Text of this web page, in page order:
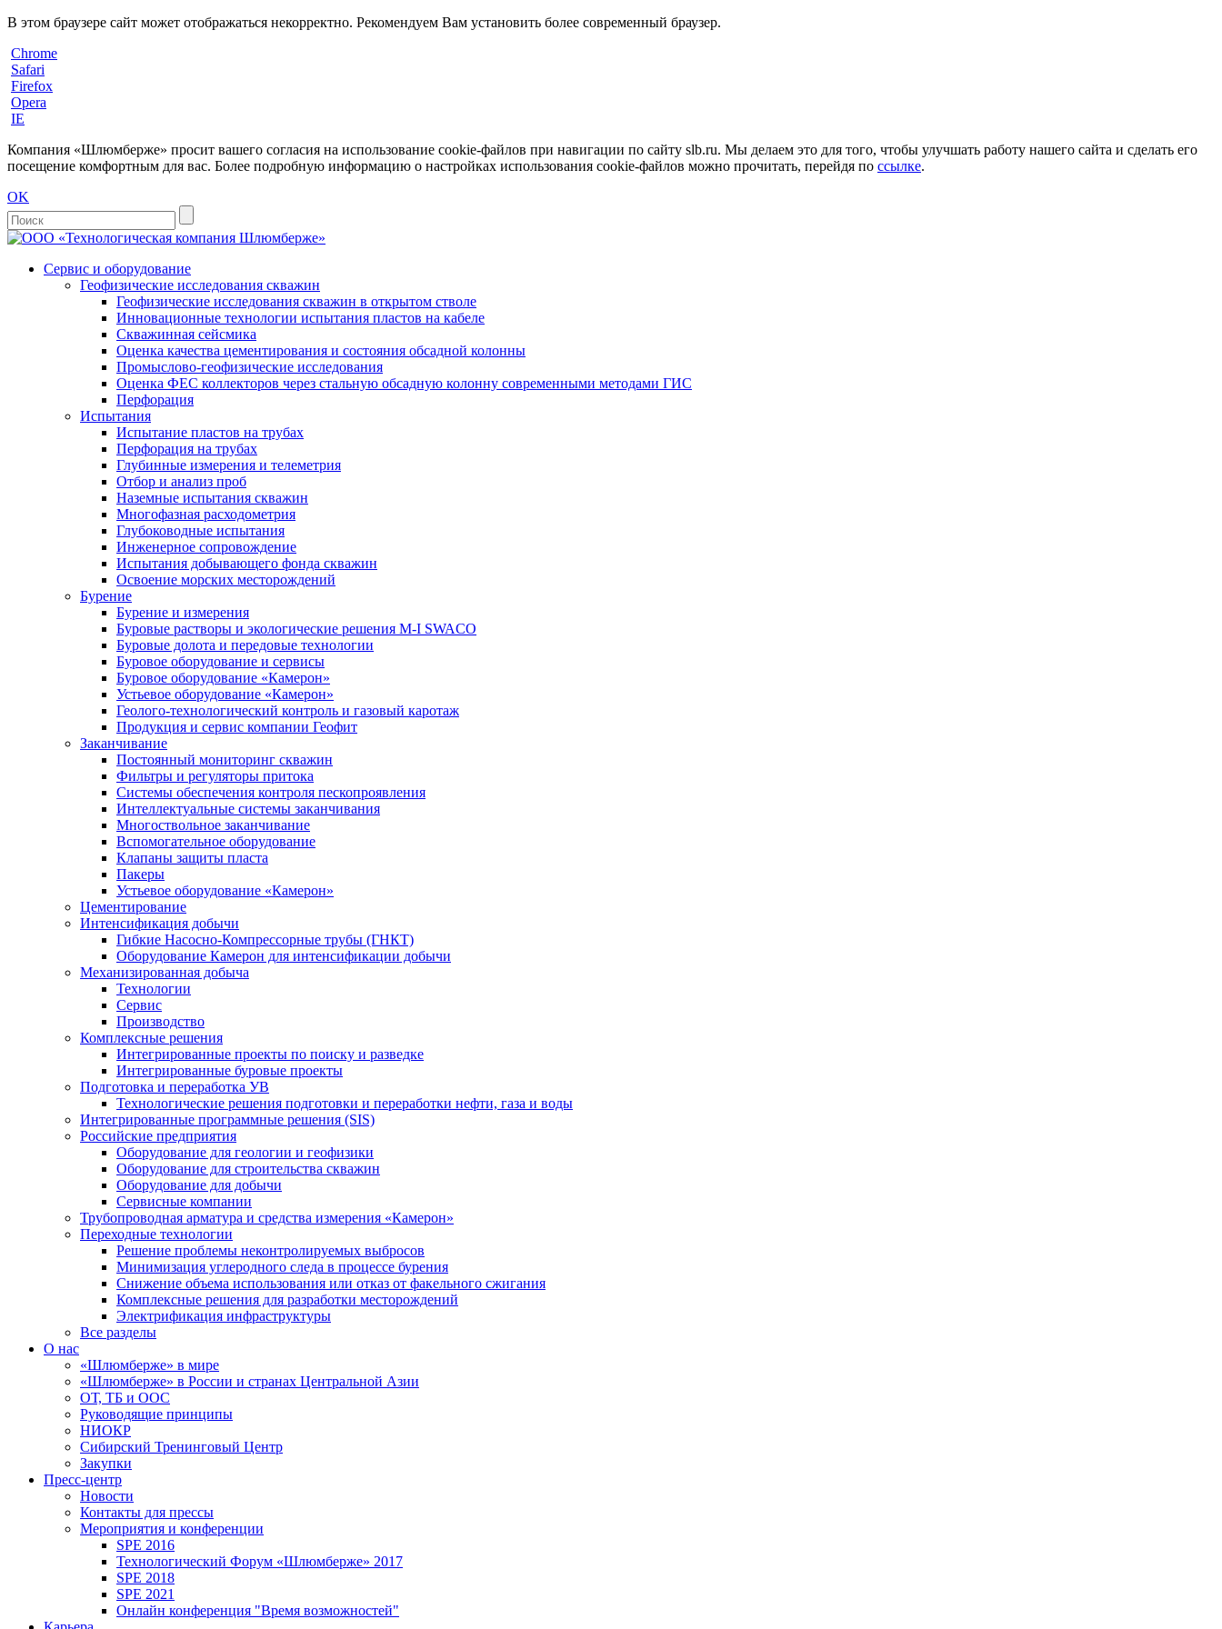
В этом браузере сайт может отображаться некорректно. Рекомендуем Вам установить более современный браузер.
Chrome
Safari
Firefox
Opera
IE
Компания «Шлюмберже» просит вашего согласия на использование cookie-файлов при навигации по сайту slb.ru. Мы делаем это для того, чтобы улучшать работу нашего сайта и сделать его
посещение комфортным для вас. Более подробную информацию о настройках использования cookie-файлов можно прочитать, перейдя по ссылке.
OK
Сервис и оборудование
Геофизические исследования скважин
Геофизические исследования скважин в открытом стволе
Инновационные технологии испытания пластов на кабеле
Скважинная сейсмика
Оценка качества цементирования и состояния обсадной колонны
Промыслово-геофизические исследования
Оценка ФЕС коллекторов через стальную обсадную колонну современными методами ГИС
Перфорация
Испытания
Испытание пластов на трубах
Перфорация на трубах
Глубинные измерения и телеметрия
Отбор и анализ проб
Наземные испытания скважин
Многофазная расходометрия
Глубоководные испытания
Инженерное сопровождение
Испытания добывающего фонда скважин
Освоение морских месторождений
Бурение
Бурение и измерения
Буровые растворы и экологические решения M-I SWACO
Буровые долота и передовые технологии
Буровое оборудование и сервисы
Буровое оборудование «Камерон»
Устьевое оборудование «Камерон»
Геолого-технологический контроль и газовый каротаж
Продукция и сервис компании Геофит
Заканчивание
Постоянный мониторинг скважин
Фильтры и регуляторы притока
Cистемы обеспечения контроля пескопроявления
Интеллектуальные системы заканчивания
Многоствольное заканчивание
Вспомогательное оборудование
Клапаны защиты пласта
Пакеры
Устьевое оборудование «Камерон»
Цементирование
Интенсификация добычи
Гибкие Насосно-Компрессорные трубы (ГНКТ)
Оборудование Камерон для интенсификации добычи
Механизированная добыча
Технологии
Сервис
Производство
Комплексные решения
Интегрированные проекты по поиску и разведке
Интегрированные буровые проекты
Подготовка и переработка УВ
Технологические решения подготовки и переработки нефти, газа и воды
Интегрированные программные решения (SIS)
Российские предприятия
Оборудование для геологии и геофизики
Оборудование для строительства скважин
Оборудование для добычи
Сервисные компании
Трубопроводная арматура и средства измерения «Камерон»
Переходные технологии
Решение проблемы неконтролируемых выбросов
Минимизация углеродного следа в процессе бурения
Снижение объема использования или отказ от факельного сжигания
Комплексные решения для разработки месторождений
Электрификация инфраструктуры
Все разделы
О нас
«Шлюмберже» в мире
«Шлюмберже» в России и странах Центральной Азии
ОТ, ТБ и ООС
Руководящие принципы
НИОКР
Сибирский Тренинговый Центр
Закупки
Пресс-центр
Новости
Контакты для прессы
Мероприятия и конференции
SPE 2016
Технологический Форум «Шлюмберже» 2017
SPE 2018
SPE 2021
Онлайн конференция "Время возможностей"